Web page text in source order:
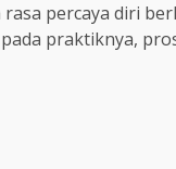
percaya diri
praktiknya,